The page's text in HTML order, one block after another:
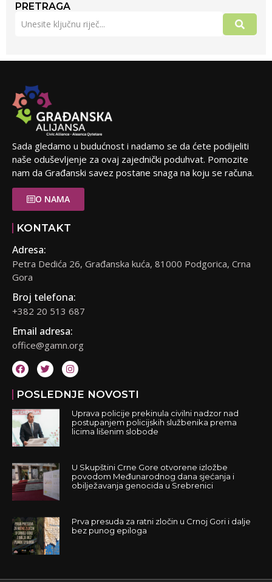
PRETRAGA
Sada gledamo u budućnost i nadamo se da ćete podijeliti
naše oduševljenje za ovaj zajednički poduhvat. Pomozite
nam da Građanski savez postane snaga na koju se računa.
O NAMA
KONTAKT
Adresa:
Petra Dedića 26, Građanska kuća, 81000 Podgorica, Crna
Gora
Broj telefona:
+382 20 513 687
Email adresa:
office@gamn.org
POSLEDNJE NOVOSTI
Uprava policije prekinula civilni nadzor nad
postupanjem policijskih službenika prema
licima lišenim slobode
U Skupštini Crne Gore otvorene izložbe
povodom Međunarodnog dana sjećanja i
obilježavanja genocida u Srebrenici
Prva presuda za ratni zločin u Crnoj Gori i dalje
bez punog epiloga